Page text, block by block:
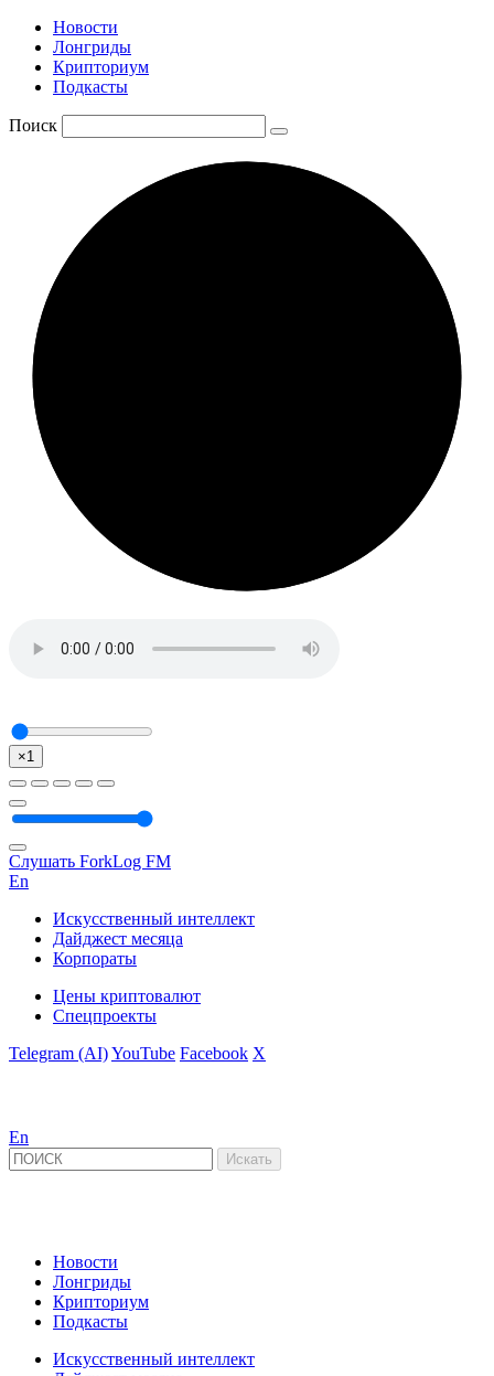
Новости
Лонгриды
Крипториум
Подкасты
Поиск
×1
Слушать ForkLog FM
En
Искусственный интеллект
Дайджест месяца
Корпораты
Цены криптовалют
Спецпроекты
Telegram (AI)YouTube Facebook X
En
Новости
Лонгриды
Крипториум
Подкасты
Искусственный интеллект